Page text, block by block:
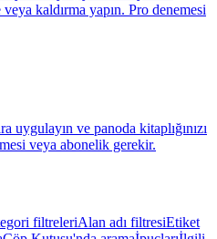
kaldırma yapın. Pro denemesi
uygulayın ve panoda kitaplığınızı
veya abonelik gerekir.
filtreleriAlan adı filtresiEtiket